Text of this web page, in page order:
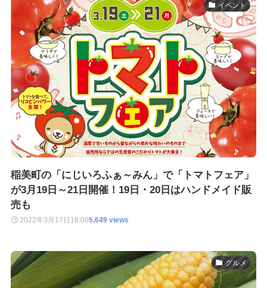
イベント
稲美町の「にじいろふぁ～みん」で「トマトフェア」
が3月19日～21日開催！19日・20日はハンドメイド販
売も
2022年3月17日 18:005,649 views
グルメ